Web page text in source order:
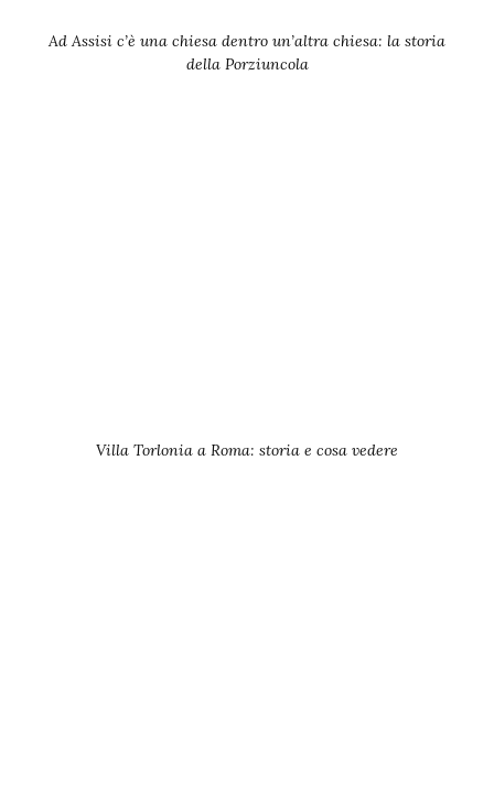
Ad Assisi c’è una chiesa dentro un’altra chiesa: la storia
della Porziuncola
Villa Torlonia a Roma: storia e cosa vedere